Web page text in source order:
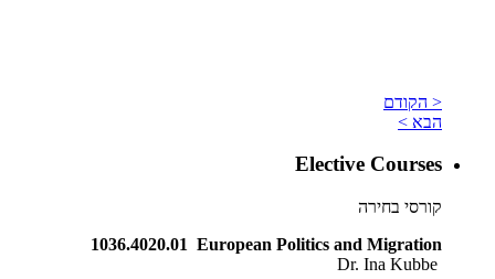
< הקודם
הבא >
Elective Courses
קורסי בחירה
1036.4020.01 European Politics and Migration
Dr. Ina Kubbe